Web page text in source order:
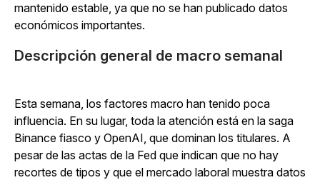
mantenido estable, ya que no se han publicado datos
económicos importantes.
Descripción general de macro semanal
Esta semana, los factores macro han tenido poca
influencia. En su lugar, toda la atención está en la saga
Binance fiasco y OpenAI, que dominan los titulares. A
pesar de las actas de la Fed que indican que no hay
recortes de tipos y que el mercado laboral muestra datos